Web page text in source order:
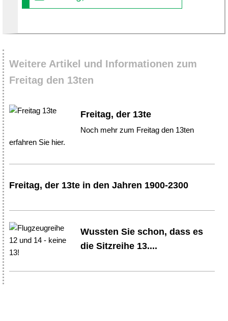
Weitere Artikel und Informationen zum
Freitag den 13ten
Freitag, der 13te
Noch mehr zum Freitag den 13ten
erfahren Sie hier.
Freitag, der 13te in den Jahren 1900-2300
Wussten Sie schon, dass es
die Sitzreihe 13....